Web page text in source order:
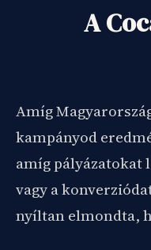
A
Amíg
kampányod
amíg pályázatokat
vagy a
nyíltan elmondta,